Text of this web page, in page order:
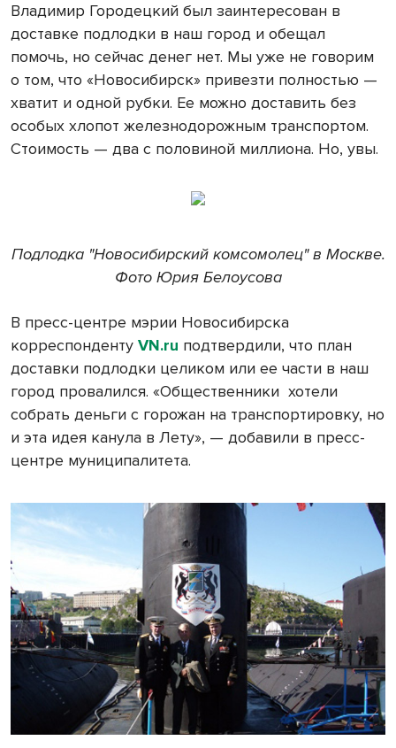
Владимир Городецкий был заинтересован в
доставке подлодки в наш город и обещал
помочь, но сейчас денег нет. Мы уже не говорим
о том, что «Новосибирск» привезти полностью —
хватит и одной рубки. Ее можно доставить без
особых хлопот железнодорожным транспортом.
Стоимость — два с половиной миллиона. Но, увы.
Подлодка "Новосибирский комсомолец" в Москве.
Фото Юрия Белоусова
В пресс-центре мэрии Новосибирска
корреспонденту VN.ru подтвердили, что план
доставки подлодки целиком или ее части в наш
город провалился. «Общественники хотели
собрать деньги с горожан на транспортировку, но
и эта идея канула в Лету», — добавили в пресс-
центре муниципалитета.